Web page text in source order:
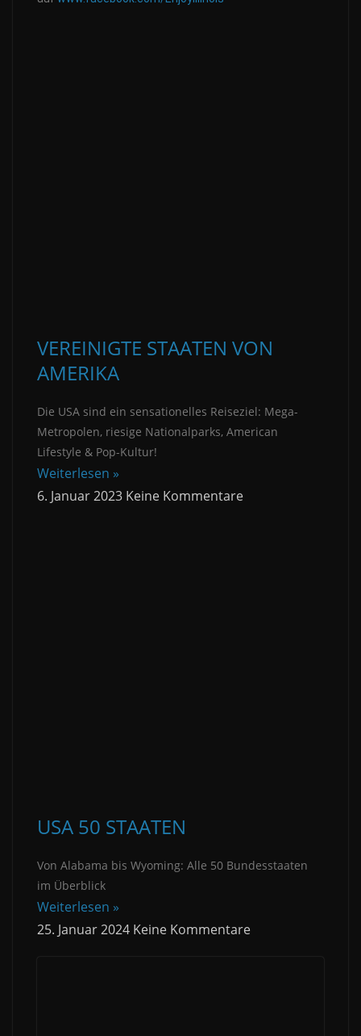
VEREINIGTE STAATEN VON
AMERIKA
Die USA sind ein sensationelles Reiseziel: Mega-
Metropolen, riesige Nationalparks, American
Lifestyle & Pop-Kultur!
Weiterlesen »
6. Januar 2023 Keine Kommentare
USA 50 STAATEN
Von Alabama bis Wyoming: Alle 50 Bundesstaaten
im Überblick
Weiterlesen »
25. Januar 2024 Keine Kommentare